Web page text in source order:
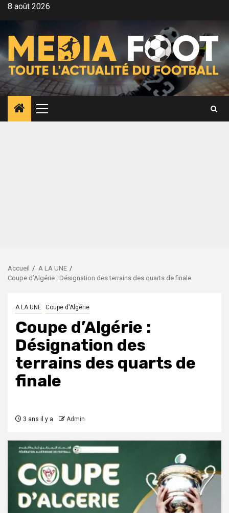
Aller8 août 2026
Menu
principal
Accueil
A LA UNE
Coupe d’Algérie : Désignation des terrains des quarts de finale
A LA UNE Coupe d'Algérie
Coupe d’Algérie :
Désignation des
terrains des quarts de
finale
3 ans il y a Admin